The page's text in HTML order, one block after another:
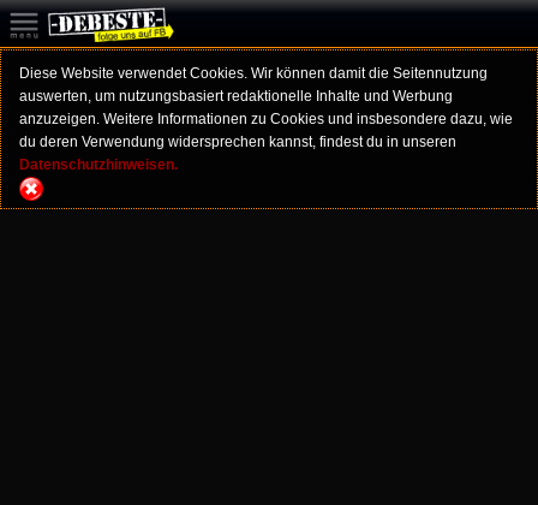
Diese Website verwendet Cookies. Wir können damit die Seitennutzung
auswerten, um nutzungsbasiert redaktionelle Inhalte und Werbung
anzuzeigen. Weitere Informationen zu Cookies und insbesondere dazu, wie
du deren Verwendung widersprechen kannst, findest du in unseren
Datenschutzhinweisen.